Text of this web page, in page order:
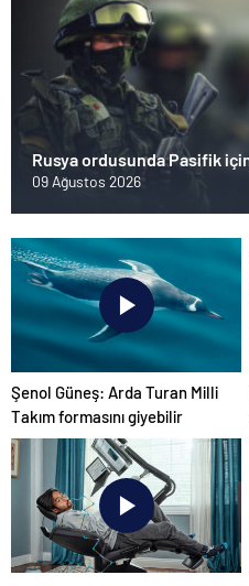
Rusya ordusunda Pasifik
Çin’in ilk tepkisi!
09 Ağustos 2026
Şenol Güneş: Arda Turan Milli
Takım formasını giyebilir